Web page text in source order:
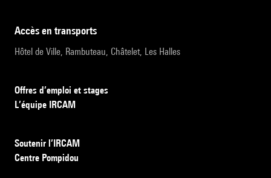
accès en transports
Hôtel de Ville, Rambuteau, Châtelet, Les Halles
Offres d’emploi et stages
L’équipe IRCAM
Soutenir l’IRCAM
Centre Pompidou